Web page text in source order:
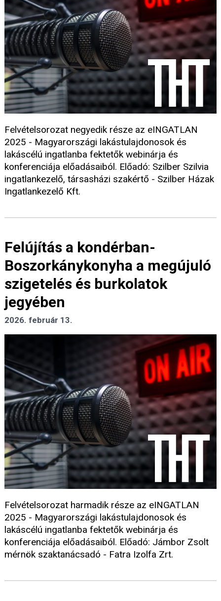
Felvételsorozat negyedik része az eINGATLAN
2025 - Magyarországi lakástulajdonosok és
lakáscélú ingatlanba fektetők webinárja és
konferenciája előadásaiból. Előadó: Szilber Szilvia
ingatlankezelő, társasházi szakértő - Szilber Házak
Ingatlankezelő Kft.
Felújítás a kondérban-
Boszorkánykonyha a megújuló
szigetelés és burkolatok
jegyében
2026. február 13.
Felvételsorozat harmadik része az eINGATLAN
2025 - Magyarországi lakástulajdonosok és
lakáscélú ingatlanba fektetők webinárja és
konferenciája előadásaiból. Előadó: Jámbor Zsolt
mérnök szaktanácsadó - Fatra Izolfa Zrt.